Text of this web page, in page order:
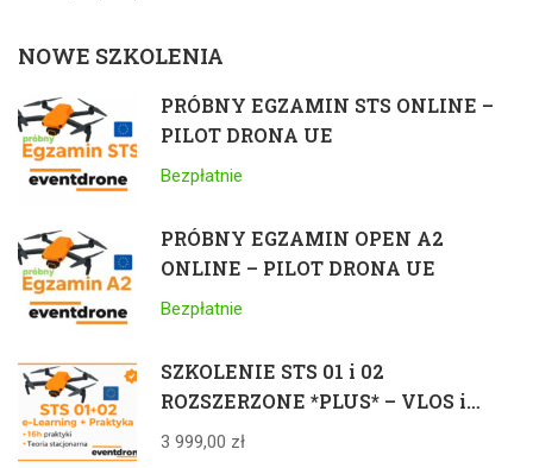
NOWE SZKOLENIA
PRÓBNY EGZAMIN STS ONLINE –
PILOT DRONA UE
Bezpłatnie
PRÓBNY EGZAMIN OPEN A2
ONLINE – PILOT DRONA UE
Bezpłatnie
SZKOLENIE STS 01 i 02
ROZSZERZONE *PLUS* – VLOS i
BVLOS 25kg – ELEARNING +
3 999,00 zł